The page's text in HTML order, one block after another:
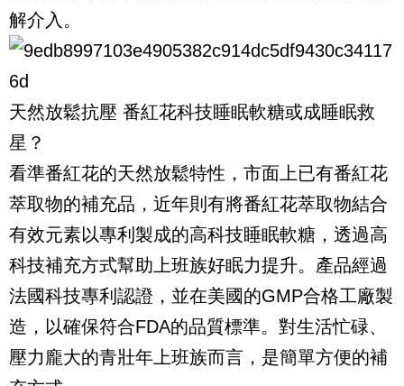
解介入。
天然放鬆抗壓 番紅花科技睡眠軟糖或成睡眠救
星？
看準番紅花的天然放鬆特性，市面上已有番紅花
萃取物的補充品，近年則有將番紅花萃取物結合
有效元素以專利製成的高科技睡眠軟糖，透過高
科技補充方式幫助上班族好眠力提升。產品經過
法國科技專利認證，並在美國的GMP合格工廠製
造，以確保符合FDA的品質標準。對生活忙碌、
壓力龐大的青壯年上班族而言，是簡單方便的補